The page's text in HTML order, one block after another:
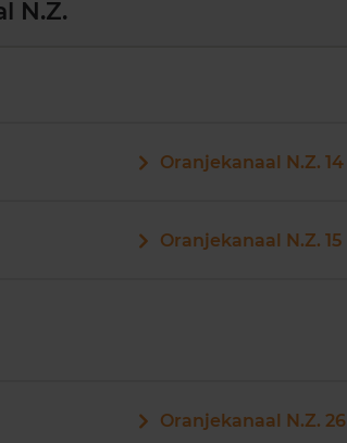
N.Z.
Oranjekanaal N.Z. 14
Oranjekanaal N.Z. 15
Oranjekanaal N.Z. 26